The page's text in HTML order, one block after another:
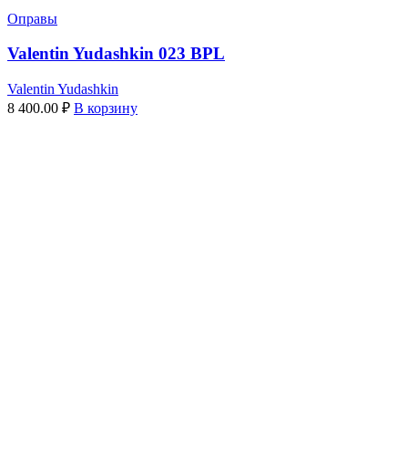
Оправы
Valentin Yudashkin 023 BPL
Valentin Yudashkin
8 400.00 ₽ В корзину